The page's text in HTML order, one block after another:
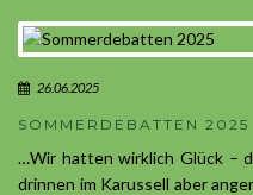
26.06.2025
SOMMERDEBATTEN 2025
…Wir hatten wirklich Glück –
drinnen im Karussell aber